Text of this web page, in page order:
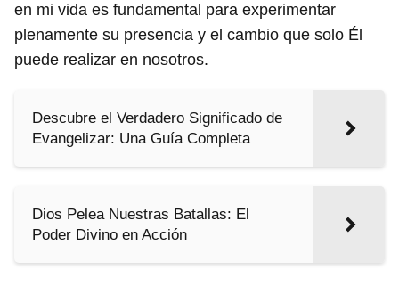
en mi vida es fundamental para experimentar
plenamente su presencia y el cambio que solo Él
puede realizar en nosotros.
Descubre el Verdadero Significado de
Evangelizar: Una Guía Completa
Dios Pelea Nuestras Batallas: El
Poder Divino en Acción